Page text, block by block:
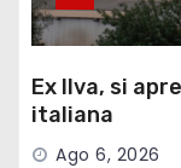
Ex Ilva, si
italiana
Ago 6, 2026